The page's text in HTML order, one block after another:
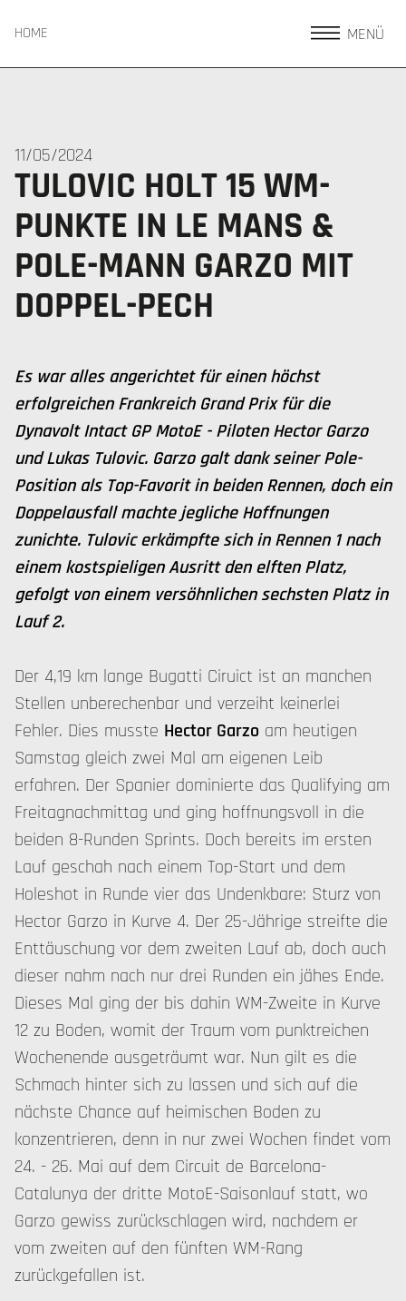
HOME MENÜ
11/05/2024
TULOVIC HOLT 15 WM-
PUNKTE IN LE MANS &
POLE-MANN GARZO MIT
DOPPEL-PECH
Es war alles angerichtet für einen höchst
erfolgreichen Frankreich Grand Prix für die
Dynavolt Intact GP MotoE - Piloten Hector Garzo
und Lukas Tulovic. Garzo galt dank seiner Pole-
Position als Top-Favorit in beiden Rennen, doch ein
Doppelausfall machte jegliche Hoffnungen
zunichte. Tulovic erkämpfte sich in Rennen 1 nach
einem kostspieligen Ausritt den elften Platz,
gefolgt von einem versöhnlichen sechsten Platz in
Lauf 2.
Der 4,19 km lange Bugatti Ciruict ist an manchen
Stellen unberechenbar und verzeiht keinerlei
Fehler. Dies musste Hector Garzo am heutigen
Samstag gleich zwei Mal am eigenen Leib
erfahren. Der Spanier dominierte das Qualifying am
Freitagnachmittag und ging hoffnungsvoll in die
beiden 8-Runden Sprints. Doch bereits im ersten
Lauf geschah nach einem Top-Start und dem
Holeshot in Runde vier das Undenkbare: Sturz von
Hector Garzo in Kurve 4. Der 25-Jährige streifte die
Enttäuschung vor dem zweiten Lauf ab, doch auch
dieser nahm nach nur drei Runden ein jähes Ende.
Dieses Mal ging der bis dahin WM-Zweite in Kurve
12 zu Boden, womit der Traum vom punktreichen
Wochenende ausgeträumt war. Nun gilt es die
Schmach hinter sich zu lassen und sich auf die
nächste Chance auf heimischen Boden zu
konzentrieren, denn in nur zwei Wochen findet vom
24. - 26. Mai auf dem Circuit de Barcelona-
Catalunya der dritte MotoE-Saisonlauf statt, wo
Garzo gewiss zurückschlagen wird, nachdem er
vom zweiten auf den fünften WM-Rang
zurückgefallen ist.